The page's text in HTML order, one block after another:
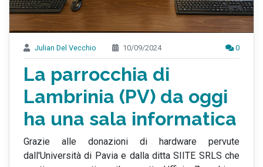
Julian Del Vecchio 10/09/2024 0
La parrocchia di
Lambrinia (PV) da oggi
ha una sala informatica
Grazie alle donazioni di hardware pervute
dall'Università di Pavia e dalla ditta SIITE SRLS che